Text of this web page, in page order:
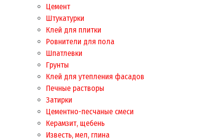
Цемент
Штукатурки
Клей для плитки
Ровнители для пола
Шпатлевки
Грунты
Клей для утепления фасадов
Печные растворы
Затирки
Цементно-песчаные смеси
Керамзит, щебень
Известь, мел, глина